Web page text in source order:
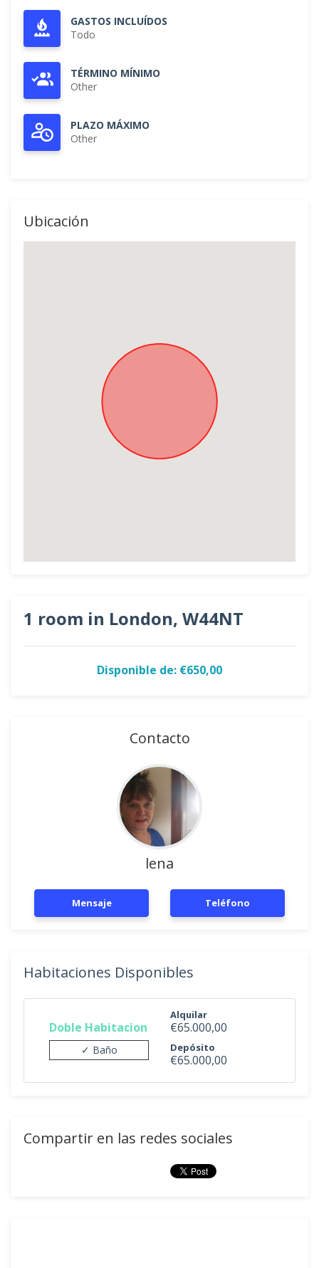
GASTOS INCLUÍDOS
Todo
TÉRMINO MÍNIMO
Other
PLAZO MÁXIMO
Other
Ubicación
1 room in London, W44NT
Disponible de: €650,00
Contacto
lena
Mensaje Teléfono
Habitaciones Disponibles
Doble Habitacion
✓ Baño
Alquilar
€65.000,00
Depósito
€65.000,00
Compartir en las redes sociales